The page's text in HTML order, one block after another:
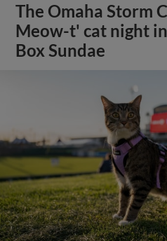
The Omaha Storm
Meow-t' cat night
Box Sundae